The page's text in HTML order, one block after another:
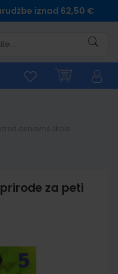
iznad 62,50 €
prirode za peti